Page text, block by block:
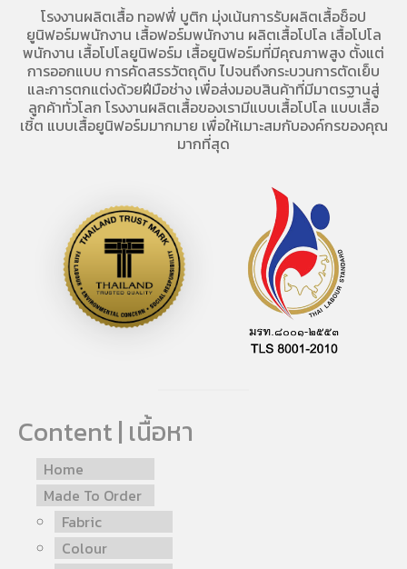
โรงงานผลิตเสื้อ ทอฟฟี่ บูติก มุ่งเน้นการรับผลิตเสื้อช็อป
ยูนิฟอร์มพนักงาน เสื้อฟอร์มพนักงาน ผลิตเสื้อโปโล เสื้อโปโล
พนักงาน เสื้อโปโลยูนิฟอร์ม เสื้อยูนิฟอร์มที่มีคุณภาพสูง ตั้งแต่
การออกแบบ การคัดสรรวัตถุดิบ ไปจนถึงกระบวนการตัดเย็บ
และการตกแต่งด้วยฝีมือช่าง เพื่อส่งมอบสินค้าที่มีมาตรฐานสู่
ลูกค้าทั่วโลก โรงงานผลิตเสื้อของเรามีแบบเสื้อโปโล แบบเสื้อ
เชิ้ต แบบเสื้อยูนิฟอร์มมากมาย เพื่อให้เมาะสมกับองค์กรของคุณ
มากที่สุด
Content | เนื้อหา
Home
Made To Order
Fabric
Colour